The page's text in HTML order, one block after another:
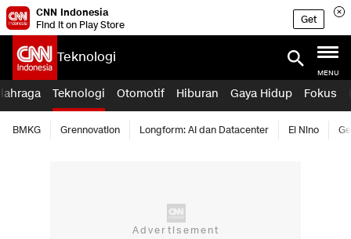
CNN Indonesia
Find it on Play Store
Get
Teknologi
MENU
Teknologi Otomotif Hiburan Gaya Hidup Fokus
BMKG Grennovation Longform: AI dan Datacenter El Nino